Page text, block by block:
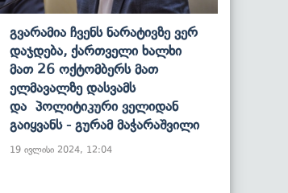
Გვარამია Ჩვენს Ნარატივზე Ვერ
Დაჯდება, Ქართველი Ხალხი
Მათ 26 Ოქტომბერს Მათ
Ელმავალზე Დასვამს
Და Პოლიტიკური Ველიდან
Გაიყვანს - Გურამ Მაჭარაშვილი
19 ივლისი 2024, 12:04